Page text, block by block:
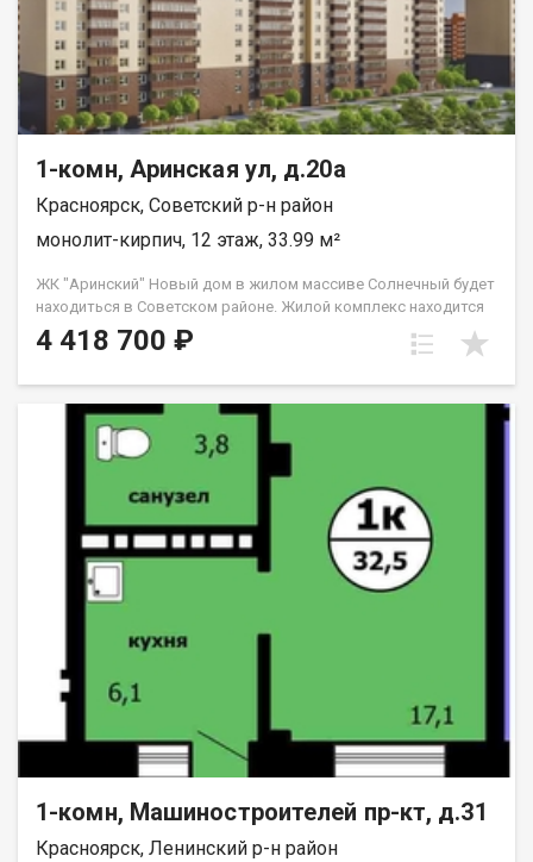
1-комн, Аринская ул, д.20а
Красноярск, Советский р-н район
монолит-кирпич, 12 этаж, 33.99 м²
ЖК "Аринский" Новый дом в жилом массиве Солнечный будет
находиться в Советском районе. Жилой комплекс находится
вдали от городской суеты, при этом быстро можно
добраться до Взлетки или Октябрьского района по
развитая инфраструктура. Рядом с жилым комплексам
находятся поликлиника, школы, детские сады, супермаркеты,
магазины, салоны красоты, скверы и парки для прогулок.
Дворы Двор у домов предусматривает зоны отдыха,
озеленение, подсветку, в жилом комплексе есть детская и
спортивная площадки со всем необходимым, как для самых
маленьких жильцов, так и старших. Паркинг Наземная
парковка.
4 418 700 ₽
1-комн, Машиностроителей пр-кт, д.31
Красноярск, Ленинский р-н район